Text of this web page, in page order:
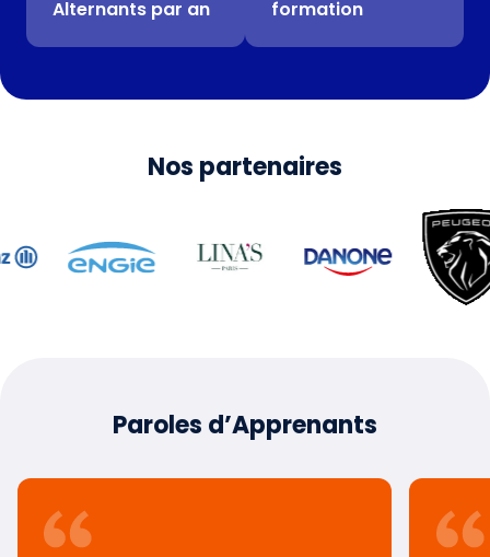
Alternants par an formation
Nos partenaires
Paroles d’Apprenants